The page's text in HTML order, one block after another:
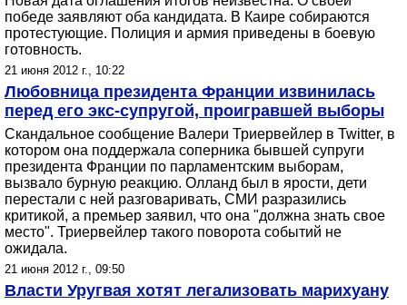
победе заявляют оба кандидата. В Каире собираются
протестующие. Полиция и армия приведены в боевую
готовность.
21 июня 2012 г., 10:22
Любовница президента Франции извинилась
перед его экс-супругой, проигравшей выборы
Скандальное сообщение Валери Триервейлер в Twitter, в
котором она поддержала соперника бывшей супруги
президента Франции по парламентским выборам,
вызвало бурную реакцию. Олланд был в ярости, дети
перестали с ней разговаривать, СМИ разразились
критикой, а премьер заявил, что она "должна знать свое
место". Триервейлер такого поворота событий не
ожидала.
21 июня 2012 г., 09:50
Власти Уругвая хотят легализовать марихуану